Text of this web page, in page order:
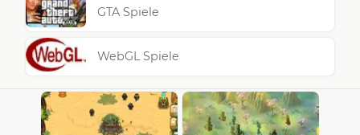
GTA Spiele
WebGL Spiele